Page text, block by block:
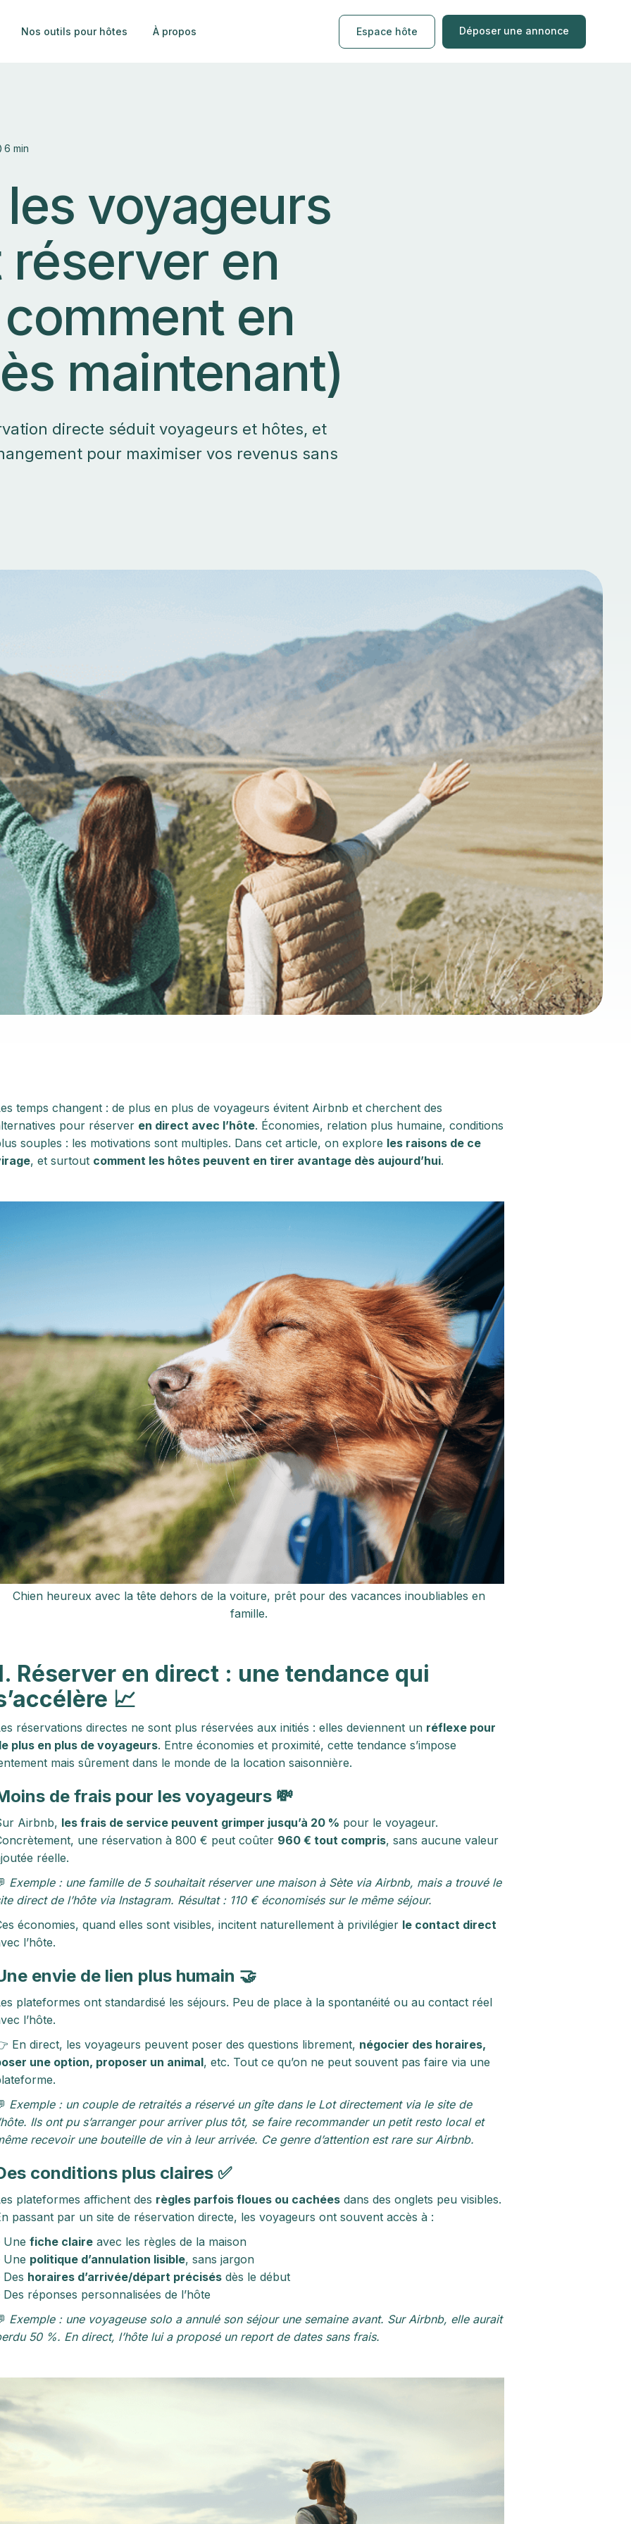
Nos outils pour hôtes À propos Espace hôte Déposer une annonce
6 min
voyageurs
en
en
maintenant)
directe séduit voyageurs et hôtes, et
pour maximiser vos revenus sans
temps changent : de plus en plus de voyageurs évitent Airbnb et cherchent des
pour réserver en direct avec l’hôte. Économies, relation plus humaine, conditions
souples : les motivations sont multiples. Dans cet article, on explore les raisons de ce
, et surtout comment les hôtes peuvent en tirer avantage dès aujourd’hui.
Chien heureux avec la tête dehors de la voiture, prêt pour des vacances inoubliables en
famille.
Réserver en direct : une tendance qui
📈
réservations directes ne sont plus réservées aux initiés : elles deviennent un réflexe pour
plus en plus de voyageurs. Entre économies et proximité, cette tendance s’impose
mais sûrement dans le monde de la location saisonnière.
de frais pour les voyageurs 💸
Airbnb, les frais de service peuvent grimper jusqu’à 20 % pour le voyageur.
une réservation à 800 € peut coûter 960 € tout compris, sans aucune valeur
réelle.
Exemple : une famille de 5 souhaitait réserver une maison à Sète via Airbnb, mais a trouvé le
direct de l’hôte via Instagram. Résultat : 110 € économisés sur le même séjour.
économies, quand elles sont visibles, incitent naturellement à privilégier le contact direct
l’hôte.
envie de lien plus humain 🤝
plateformes ont standardisé les séjours. Peu de place à la spontanéité ou au contact réel
l’hôte.
En direct, les voyageurs peuvent poser des questions librement, négocier des horaires,
une option, proposer un animal, etc. Tout ce qu’on ne peut souvent pas faire via une
Exemple : un couple de retraités a réservé un gîte dans le Lot directement via le site de
Ils ont pu s’arranger pour arriver plus tôt, se faire recommander un petit resto local et
recevoir une bouteille de vin à leur arrivée. Ce genre d’attention est rare sur Airbnb.
conditions plus claires ✅
plateformes affichent des règles parfois floues ou cachéesdans des onglets peu visibles.
passant par un site de réservation directe, les voyageurs ont souvent accès à :
Une fiche claireavec les règles de la maison
Une politique d’annulation lisible, sans jargon
Des horaires d’arrivée/départ précisésdès le début
Des réponses personnalisées de l’hôte
Exemple : une voyageuse solo a annulé son séjour une semaine avant. Sur Airbnb, elle aurait
50 %. En direct, l’hôte lui a proposé un report de dates sans frais.